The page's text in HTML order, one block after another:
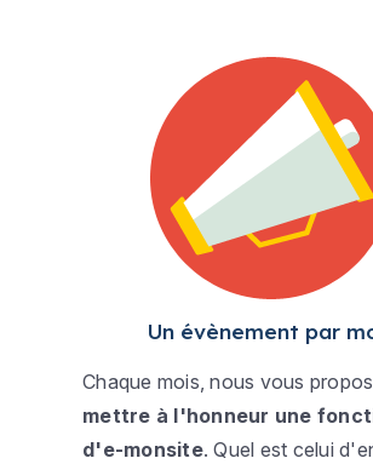
Un évènement par
Chaque mois, nous vous
mettre à l'honneur une
d'e-monsite. Quel est celui